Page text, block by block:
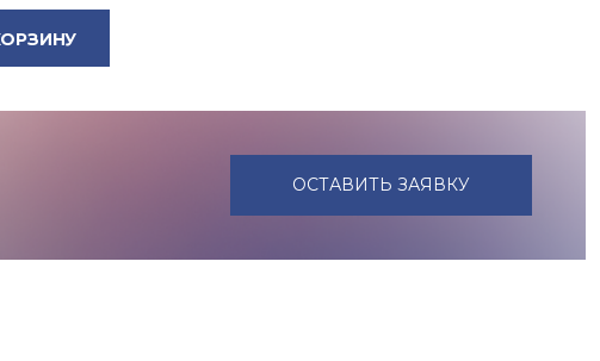
ОСТАВИТЬ ЗАЯВКУ